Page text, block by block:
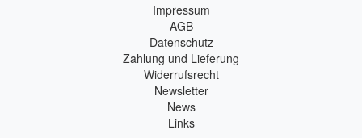
Impressum
AGB
Datenschutz
Zahlung und Lieferung
Widerrufsrecht
Newsletter
News
Links